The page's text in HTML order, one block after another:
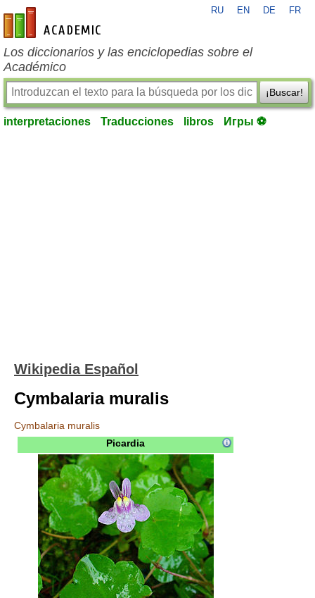
es-academic.com
RU EN DE FR
Los diccionarios y las enciclopedias sobre el
Académico
¡Buscar!
interpretaciones Traducciones libros Игры ⚽
Wikipedia Español
Cymbalaria muralis
Cymbalaria muralis
Picardia